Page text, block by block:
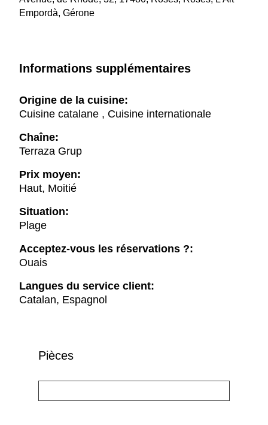
Empordà, Gérone
Informations supplémentaires
Origine de la cuisine:
Cuisine catalane , Cuisine internationale
Chaîne:
Terraza Grup
Prix moyen:
Haut, Moitié
Situation:
Plage
Acceptez-vous les réservations ?:
Ouais
Langues du service client:
Catalan, Espagnol
Pièces